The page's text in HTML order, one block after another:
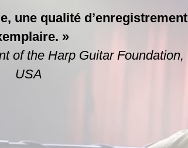
une qualité d’enregistrement
»
of the Harp Guitar Foundation,
USA